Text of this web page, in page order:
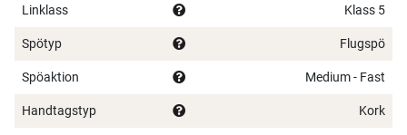
Linklass Klass 5
Spötyp Flugspö
Spöaktion Medium - Fast
Handtagstyp Kork